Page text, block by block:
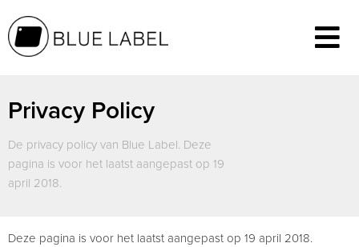
Privacy Policy
De privacy policy van Blue Label. Deze
pagina is voor het laatst aangepast op 19
april 2018.
Deze pagina is voor het laatst aangepast op 19 april 2018.